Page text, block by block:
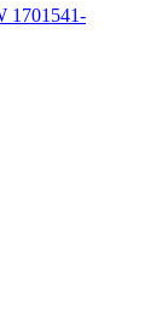
1701541-